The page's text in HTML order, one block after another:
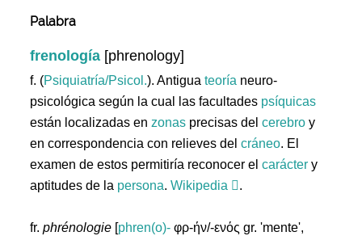
Palabra
frenología [phrenology]
f. (Psiquiatría/Psicol.). Antiguateoría neuro-
psicológica según la cual las facultades psíquicas
están localizadas enzonas precisas delcerebro y
en correspondencia con relieves delcráneo. El
examen de estos permitiría reconocer elcarácter y
aptitudes de la persona.Wikipedia .
fr.phrénologie [phren(o)- φρ-ήν/-ενός gr. 'mente',